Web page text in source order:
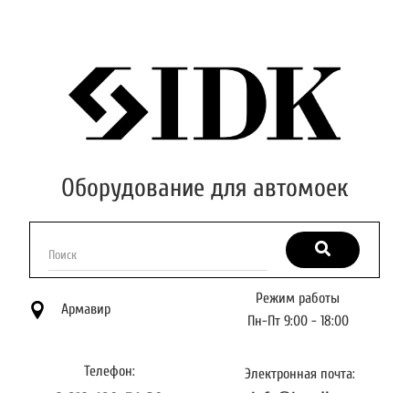
Оборудование для автомоек
Поиск
Армавир
Режим работы
Пн-Пт 9:00 - 18:00
Телефон: Электронная почта: